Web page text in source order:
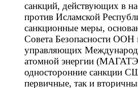
санкций, действующих в
против Исламской
санкционные меры,
Совета Безопасности ООН
управляющих
атомной энергии
односторонние санкции
первичные, так и